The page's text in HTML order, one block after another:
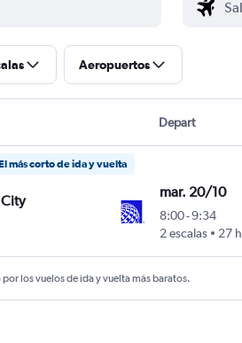
Aeropuertos
Depart
más corto de ida y vuelta
City
de Maiquetía Simón Bolívar
mar. 20/10
8:00-9:34
2 escalas
27
los vuelos de ida y vuelta más baratos.